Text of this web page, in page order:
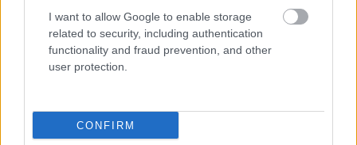
I want to allow Google to enable storage
related to security, including authentication
functionality and fraud prevention, and other
user protection.
CONFIRM